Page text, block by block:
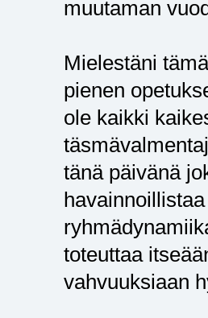
muutaman
Mielestäni
pienen
ole kaikki
tänä päivänä
toteuttaa
vahvuuksiaan